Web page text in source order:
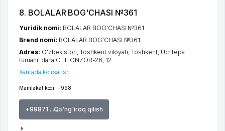
8. BOLALAR BOG'CHASI №361
Mamlakat kodi: +998
+99871 ...Qo'ng'iroq qilish
Yuridik nomi: BOLALAR BOG'CHASI №361
Brend nomi: BOLALAR BOG'CHASI №361
Adres: O'zbekiston,Toshkent viloyati,Toshkent, Uchtepa
tumani, daha CHILONZOR-26, 12
Xaritada ko'rsatish